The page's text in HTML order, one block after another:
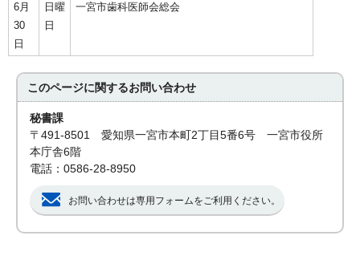
6月
30
日
日曜
日
一宮市歯科医師会総会
このページに関するお問い合わせ
秘書課
〒491-8501 愛知県一宮市本町2丁目5番6号 一宮市役所
本庁舎6階
電話：0586-28-8950
お問い合わせは専用フォームをご利用ください。